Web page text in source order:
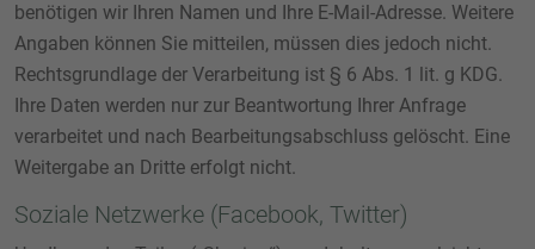
benötigen wir Ihren Namen und Ihre E-Mail-Adresse. Weitere
Angaben können Sie mitteilen, müssen dies jedoch nicht.
Rechtsgrundlage der Verarbeitung ist § 6 Abs. 1 lit. g KDG.
Ihre Daten werden nur zur Beantwortung Ihrer Anfrage
verarbeitet und nach Bearbeitungsabschluss gelöscht. Eine
Weitergabe an Dritte erfolgt nicht.
Soziale Netzwerke (Facebook, Twitter)